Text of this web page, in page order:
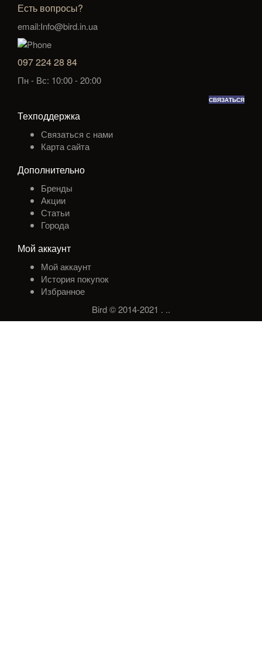
Есть вопросы?
email:Info@bird.in.ua
097 224 28 84
Пн - Вс: 10:00 - 20:00
СВЯЗАТЬСЯ
Техподдержка
Связаться с нами
Карта сайта
Дополнительно
Бренды
Акции
Статьи
Города
Мой аккаунт
Мой аккаунт
История покупок
Избранное
Bird © 2014-2021 . ..